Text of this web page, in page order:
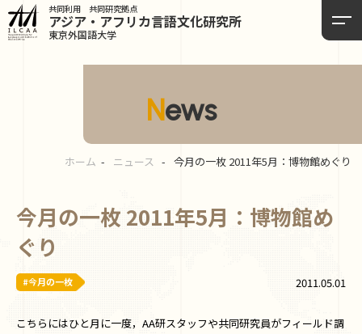
共同利用 共同研究拠点
アジア・アフリカ言語文化研究所
東京外国語大学
News
ホーム ニュース 今月の一枚 2011年5月：博物館めぐり
今月の一枚 2011年5月：博物館め
ぐり
#今月の一枚 2011.05.01
こちらにはひと月に一度，AA研スタッフや共同研究員がフィールド調